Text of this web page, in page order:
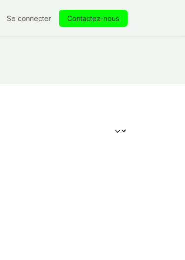
Nos engagements / RSE Actualités
Se connecter Contactez-nous